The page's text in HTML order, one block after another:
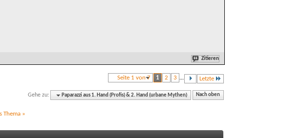
Zitieren
Seite 1 von 7 1 2 3 ... Letzte
Gehe zu: Paparazzi aus 1. Hand (Profis) & 2. Hand (urbane Mythen) Nach oben
Thema »